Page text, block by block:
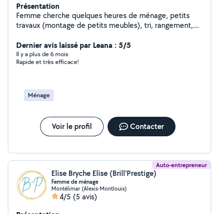
Présentation
Femme cherche quelques heures de ménage, petits
travaux (montage de petits meubles), tri, rangement,
Dernier avis laissé par Leana : 5/5
Il y a plus de 6 mois
Rapide et très efficace!
Ménage
Voir le profil Contacter
Auto-entrepreneur
Elise Bryche Elise (Brill'Prestige)
Femme de ménage
Montélimar (Alexis-Montlouis)
4/5 (5 avis)